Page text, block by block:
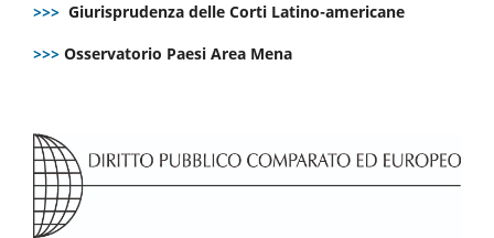
>>> Giurisprudenza delle Corti Latino-americane
>>> Osservatorio Paesi Area Mena